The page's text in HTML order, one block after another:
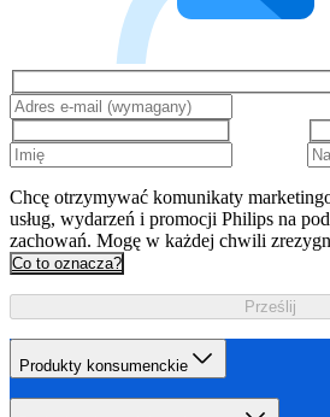
Chcę otrzymywać komunikaty
usług, wydarzeń i promocji Philips na
zachowań. Mogę w każdej chwili
Co to oznacza?
Prześlij
Produkty konsumenckie